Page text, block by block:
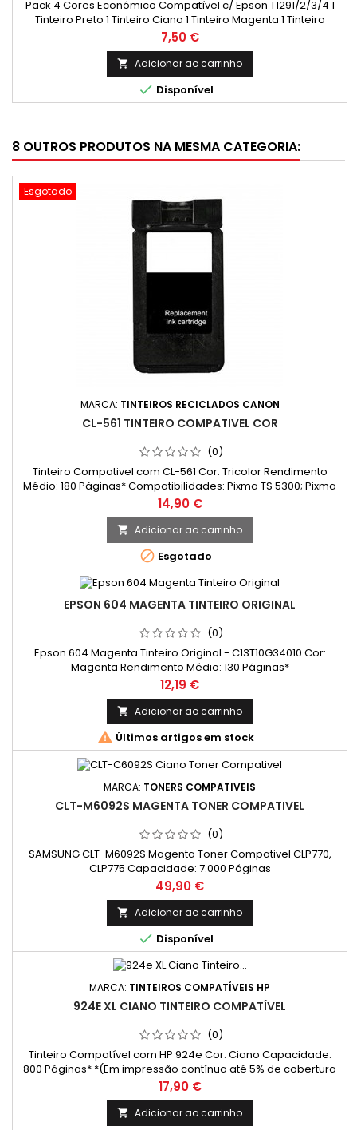
Pack 4 Cores Económico Compatível c/ Epson T1291/2/3/4 1
Tinteiro Preto 1 Tinteiro Ciano 1 Tinteiro Magenta 1 Tinteiro
Amarelo
Preço
7,50 €
 Adicionar ao carrinho
 Disponível
8 OUTROS PRODUTOS NA MESMA CATEGORIA:
Esgotado
MARCA: TINTEIROS RECICLADOS CANON
CL-561 TINTEIRO COMPATIVEL COR
(0)
Tinteiro Compativel com CL-561 Cor: Tricolor Rendimento
Médio: 180 Páginas* Compatibilidades: Pixma TS 5300; Pixma
TS 5350; Pixma TS 5350a; Pixma TS 5350i; Pixma TS 5351; Pixma
TS 5351a; Pixma TS 5351i; Pixma TS 5352; Pixma TS 5352a; Pixma
TS 5353; Pixma TS 5353a; Pixma TS 5355; Pixma TS 5355a;
Pixma TS 5400; Pixma TS 5450; Pixma TS 5451; Pixma TS 5452;...
Preço
14,90 €
 Adicionar ao carrinho
 Esgotado
EPSON 604 MAGENTA TINTEIRO ORIGINAL
(0)
Epson 604 Magenta Tinteiro Original - C13T10G34010 Cor:
Magenta Rendimento Médio: 130 Páginas*
Preço
12,19 €
 Adicionar ao carrinho
 Últimos artigos em stock
MARCA: TONERS COMPATIVEIS
CLT-M6092S MAGENTA TONER COMPATIVEL
(0)
SAMSUNG CLT-M6092S Magenta Toner Compativel CLP770,
CLP775 Capacidade: 7.000 Páginas
Preço
49,90 €
 Adicionar ao carrinho
 Disponível
MARCA: TINTEIROS COMPATÍVEIS HP
924E XL CIANO TINTEIRO COMPATÍVEL
(0)
Tinteiro Compatível com HP 924e Cor: Ciano Capacidade:
800 Páginas* *(Em impressão contínua até 5% de cobertura
de uma Folha A4)
Preço
17,90 €
 Adicionar ao carrinho